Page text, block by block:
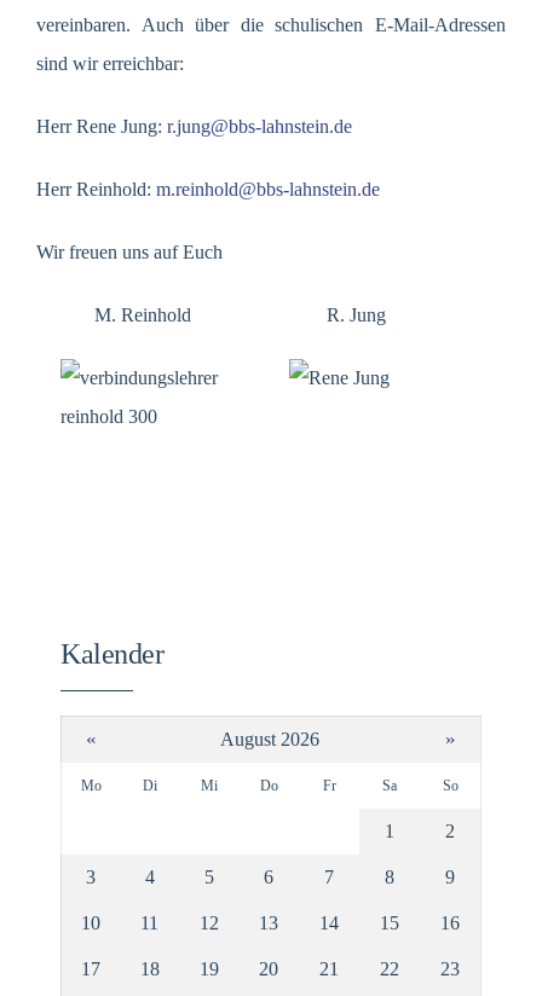
vereinbaren. Auch über die schulischen E-Mail-Adressen
sind wir erreichbar:
Herr Rene Jung: r.jung@bbs-lahnstein.de
Herr Reinhold: m.reinhold@bbs-lahnstein.de
Wir freuen uns auf Euch
M. Reinhold R. Jung
Kalender
« August 2026 »
Mo Di Mi Do Fr Sa So
1 2
3 4 5 6 7 8 9
10 11 12 13 14 15 16
17 18 19 20 21 22 23